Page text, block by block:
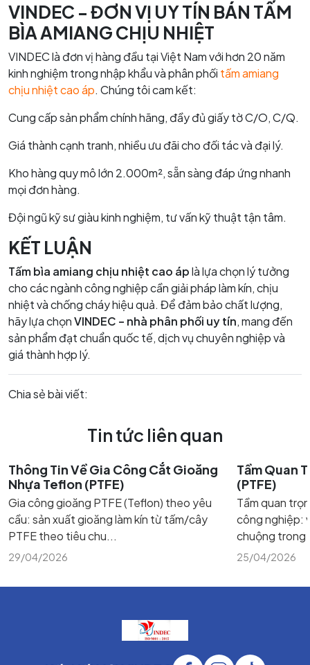
VINDEC - ĐƠN VỊ UY TÍN BÁN TẤM
BÌA AMIANG CHỊU NHIỆT
VINDEC là đơn vị hàng đầu tại Việt Nam với hơn 20 năm
kinh nghiệm trong nhập khẩu và phân phối tấm amiang
chịu nhiệt cao áp. Chúng tôi cam kết:
Cung cấp sản phẩm chính hãng, đầy đủ giấy tờ C/O, C/Q.
Giá thành cạnh tranh, nhiều ưu đãi cho đối tác và đại lý.
Kho hàng quy mô lớn 2.000m², sẵn sàng đáp ứng nhanh
mọi đơn hàng.
Đội ngũ kỹ sư giàu kinh nghiệm, tư vấn kỹ thuật tận tâm.
KẾT LUẬN
Tấm bìa amiang chịu nhiệt cao áplà lựa chọn lý tưởng
cho các ngành công nghiệp cần giải pháp làm kín, chịu
nhiệt và chống cháy hiệu quả. Để đảm bảo chất lượng,
hãy lựa chọnVINDEC – nhà phân phối uy tín, mang đến
sản phẩm đạt chuẩn quốc tế, dịch vụ chuyên nghiệp và
giá thành hợp lý.
Chia sẻ bài viết:
Tin tức liên quan
Thông Tin Về Gia Công Cắt Gioăng
Nhựa Teflon (PTFE)
Gia công gioăng PTFE (Teflon) theo yêu
cầu: sản xuất gioăng làm kín từ tấm/cây
PTFE theo tiêu chu...
29/04/2026
Tầm Quan
(PTFE)
Tầm quan
công nghiệp:
chuộng trong
25/04/2026